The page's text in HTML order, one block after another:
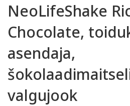
NeoLifeShake
Chocolate,
asendaja,
valgujook